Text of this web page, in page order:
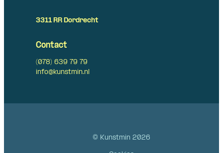
3311 RR Dordrecht
Contact
(078) 639 79 79
info@kunstmin.nl
© Kunstmin 2026